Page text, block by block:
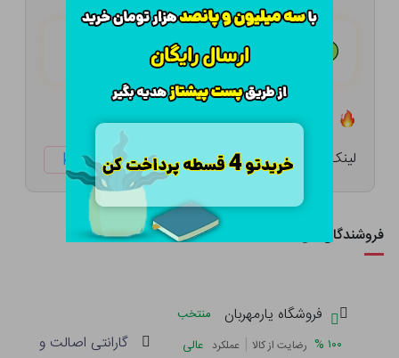
هـر قسط با تــرب‌پــی:
لینک کوتاه: ketabtala.com/sbp-25303
فروشندگان این کالا
فروشگاه یارمهربان
منتخب
۱۰۰ % رضایت از کالا | عملکرد عالی گارانتی اصالت و